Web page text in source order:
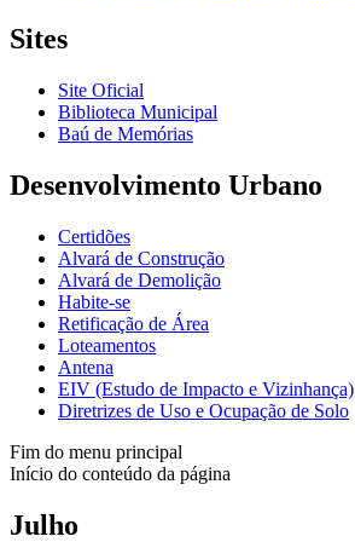
Sites
Site Oficial
Biblioteca Municipal
Baú de Memórias
Desenvolvimento Urbano
Certidões
Alvará de Construção
Alvará de Demolição
Habite-se
Retificação de Área
Loteamentos
Antena
EIV (Estudo de Impacto e Vizinhança)
Diretrizes de Uso e Ocupação de Solo
Fim do menu principal
Início do conteúdo da página
Julho